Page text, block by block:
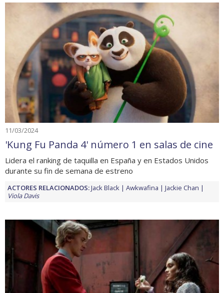
11/03/2024
'Kung Fu Panda 4' número 1 en salas de cine
Lidera el ranking de taquilla en España y en Estados Unidos
durante su fin de semana de estreno
ACTORES RELACIONADOS:Jack Black Awkwafina
Jackie Chan
Viola Davis